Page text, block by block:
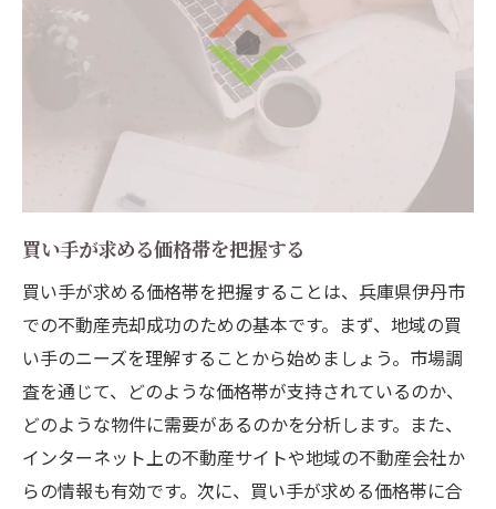
買い手が求める価格帯を把握する
買い手が求める価格帯を把握することは、兵庫県伊丹市
での不動産売却成功のための基本です。まず、地域の買
い手のニーズを理解することから始めましょう。市場調
査を通じて、どのような価格帯が支持されているのか、
どのような物件に需要があるのかを分析します。また、
インターネット上の不動産サイトや地域の不動産会社か
らの情報も有効です。次に、買い手が求める価格帯に合